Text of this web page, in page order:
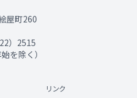
屋町260
）2515
を除く）
リンク